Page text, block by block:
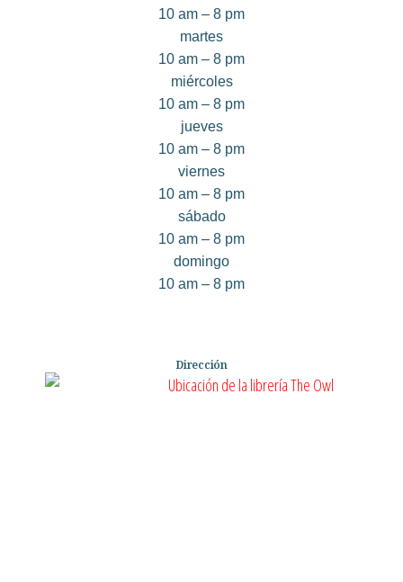
10 am – 8 pm
martes
10 am – 8 pm
miércoles
10 am – 8 pm
jueves
10 am – 8 pm
viernes
10 am – 8 pm
sábado
10 am – 8 pm
domingo
10 am – 8 pm
Dirección